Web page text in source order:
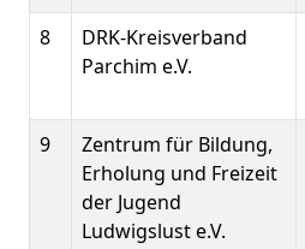
8
DRK-Kreisverband
Parchim e.V.
9
Zentrum für Bildung,
Erholung und Freizeit
der Jugend
Ludwigslust e.V.